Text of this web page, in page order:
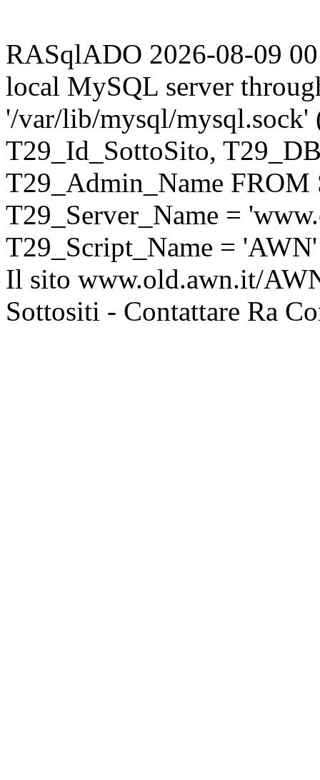
RASqlADO 2026-08-09
local MySQL server
'/var/lib/mysql/mysql.sock'
T29_Id_SottoSito,
T29_Admin_Name
T29_Server_Name =
T29_Script_Name = 'AWN'
Il sito www.old.awn.it/
Sottositi - Contattare Ra